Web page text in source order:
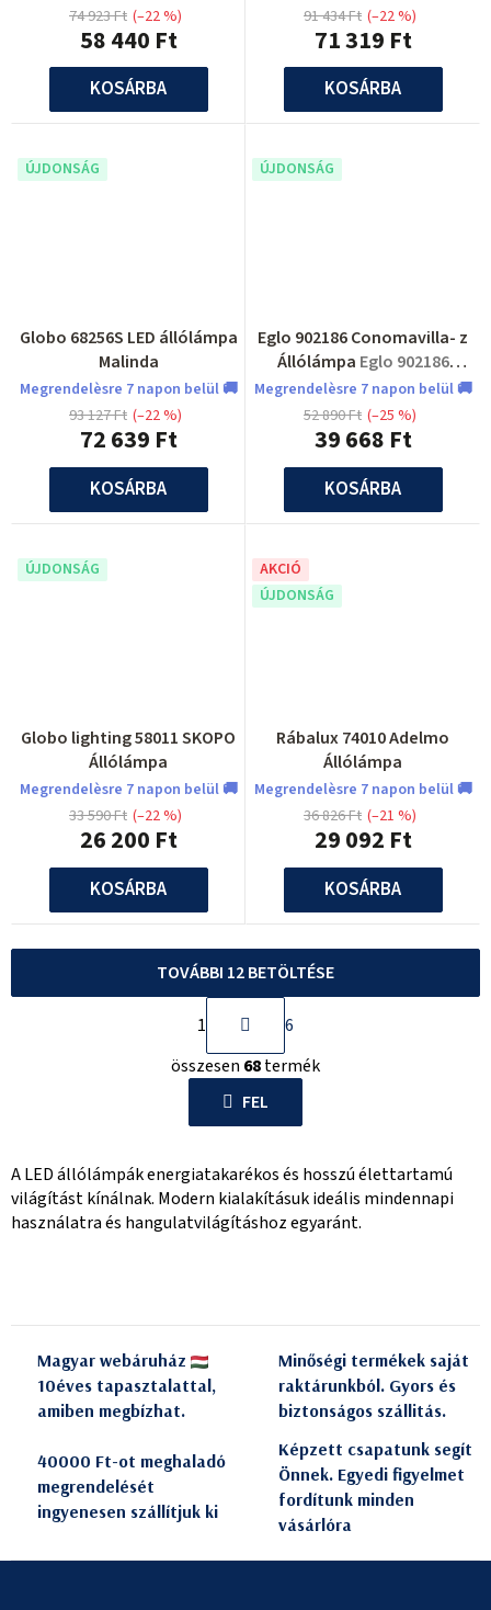
58 440 Ft
74 923 Ft (–22 %)
KOSÁRBA
71 319 Ft
91 434 Ft (–22 %)
KOSÁRBA
ÚJDONSÁG
Globo 68256S LED állólámpa
Malinda
Megrendelèsre 7 napon belül 🚚
72 639 Ft
93 127 Ft (–22 %)
KOSÁRBA
ÚJDONSÁG
Eglo 902186 Conomavilla- z
Állólámpa Eglo 902186
Conomavilla- z Állólámpa
Megrendelèsre 7 napon belül 🚚
39 668 Ft
52 890 Ft (–25 %)
KOSÁRBA
ÚJDONSÁG
Globo lighting 58011 SKOPO
Állólámpa
Megrendelèsre 7 napon belül 🚚
26 200 Ft
33 590 Ft (–22 %)
KOSÁRBA
AKCIÓ
ÚJDONSÁG
Rábalux 74010 Adelmo
Állólámpa
Megrendelèsre 7 napon belül 🚚
29 092 Ft
36 826 Ft (–21 %)
KOSÁRBA
L
i
s
t
i
r
á
TOVÁBBI 12 BETÖLTÉSE
L
a
p
o
z
s
1
6
összesen 68termék
FEL
A LED állólámpák energiatakarékos és hosszú élettartamú
világítást kínálnak. Modern kialakításuk ideális mindennapi
használatra és hangulatvilágításhoz egyaránt.
Magyar webáruház
10éves tapasztalattal,
amiben megbízhat.
Minőségi termékek saját
raktárunkból. Gyors és
biztonságos szállitás.
40000 Ft-ot meghaladó
megrendelését
ingyenesen szállítjuk ki
Képzett csapatunk segít
Önnek. Egyedi figyelmet
fordítunk minden
vásárlóra